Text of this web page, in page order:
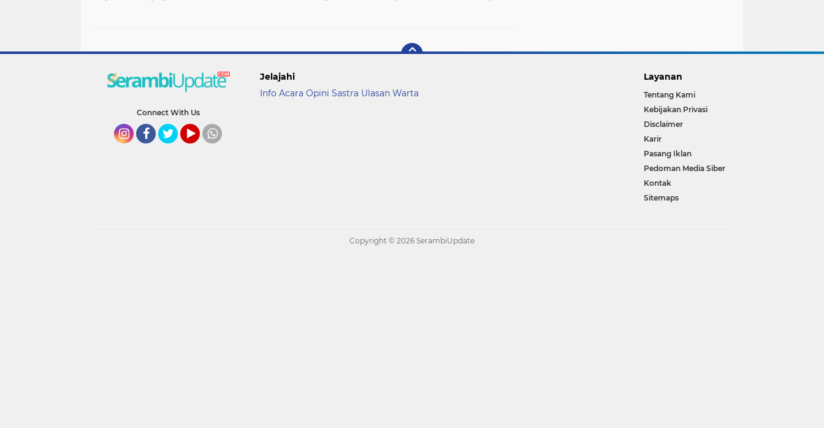
Connect With Us
Jelajahi
Info Acara Opini Sastra Ulasan Warta
Layanan
Tentang Kami
Kebijakan Privasi
Disclaimer
Karir
Pasang Iklan
Pedoman Media Siber
Kontak
Sitemaps
Copyright © 2026 SerambiUpdate